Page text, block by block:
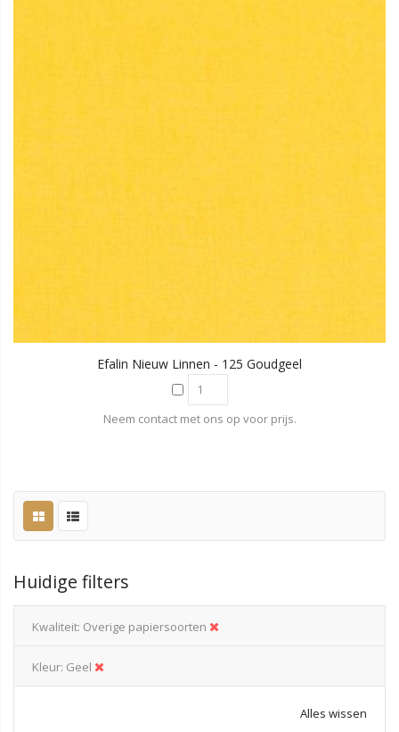
Efalin Nieuw Linnen - 125 Goudgeel
Neem contact met ons op voor prijs.
Huidige filters
Kwaliteit Overige papiersoorten
Kleur Geel
Alles wissen